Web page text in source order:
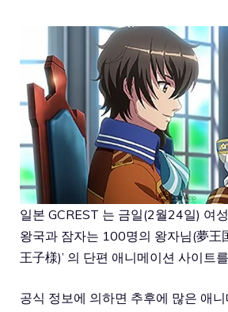
일본 GCREST 는 금일(2월24일) 여
왕국과 잠자는 100명의 왕자님(夢
王子様)’ 의 단편 애니메이션 사이트
공식 정보에 의하면 추후에 많은 애